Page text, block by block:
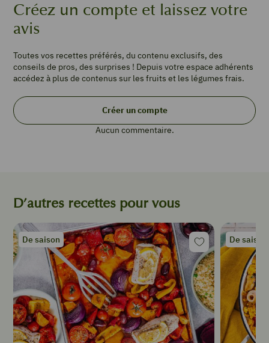
1
1
litre
d'eau
gazeuse
INSTRUCTIONS
Couper
melon
en
deux,
enlever
les
pépins.
Créez un compte et laissez votre
avis
Toutes vos recettes préférés, du contenu exclusifs, des
conseils de pros, des surprises ! Depuis votre espace adhérents
accédez à plus de contenus sur les fruits et les légumes frais.
Créer un compte
Aucun commentaire.
D’autres recettes pour vous
De saison De saison